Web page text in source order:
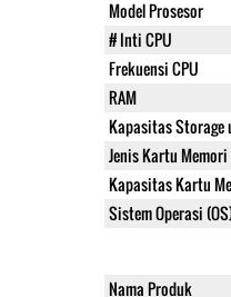
Model Prosesor
# Inti CPU
Frekuensi CPU
RAM
Kapasitas Storage
Jenis Kartu Memori
Kapasitas Kartu
Sistem Operasi
Nama Produk